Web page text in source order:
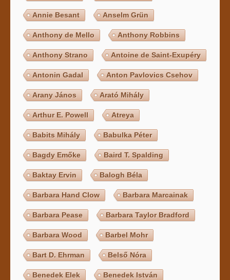
Annie Besant Anselm Grün
Anthony de Mello Anthony Robbins
Anthony Strano Antoine de Saint-Exupéry
Antonin Gadal Anton Pavlovics Csehov
Arany János Arató Mihály
Arthur E. Powell Atreya
Babits Mihály Babulka Péter
Bagdy Emőke Baird T. Spalding
Baktay Ervin Balogh Béla
Barbara Hand Clow Barbara Marcainak
Barbara Pease Barbara Taylor Bradford
Barbara Wood Barbel Mohr
Bart D. Ehrman Belső Nóra
Benedek Elek Benedek István